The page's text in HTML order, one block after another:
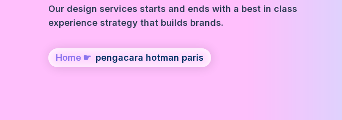
Our design services starts and ends with a best in class
experience strategy that builds brands.
Home ☛ pengacara hotman paris